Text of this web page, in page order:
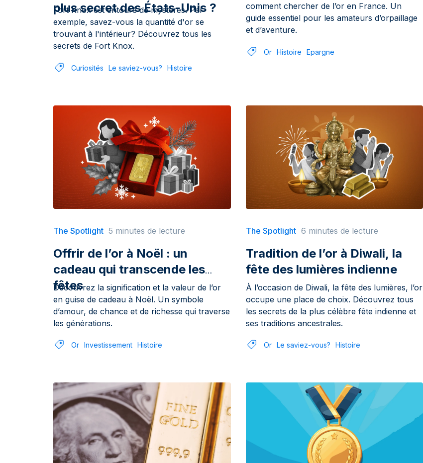
plus secret des États-Unis ?
Fort Knox est entouré de mystères. Par
exemple, savez-vous la quantité d'or se
trouvant à l'intérieur? Découvrez tous les
secrets de Fort Knox.
Curiosités Le saviez-vous? Histoire
comment chercher de l’or en France. Un
guide essentiel pour les amateurs d’orpaillage
et d’aventure.
Or Histoire Epargne
The Spotlight 5 minutes de lecture
Offrir de l’or à Noël : un
cadeau qui transcende les
fêtes
Découvrez la signification et la valeur de l’or
en guise de cadeau à Noël. Un symbole
d’amour, de chance et de richesse qui traverse
les générations.
Or Investissement Histoire
The Spotlight 6 minutes de lecture
Tradition de l’or à Diwali, la
fête des lumières indienne
À l’occasion de Diwali, la fête des lumières, l’or
occupe une place de choix. Découvrez tous
les secrets de la plus célèbre fête indienne et
ses traditions ancestrales.
Or Le saviez-vous? Histoire